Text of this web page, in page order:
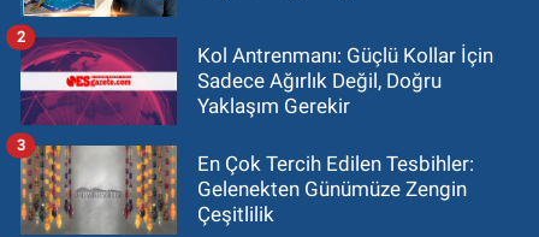
Kol Antrenmanı: Güçlü Kollar İçin
Sadece Ağırlık Değil, Doğru
Yaklaşım Gerekir
2
En Çok Tercih Edilen Tesbihler:
Gelenekten Günümüze Zengin
Çeşitlilik
3